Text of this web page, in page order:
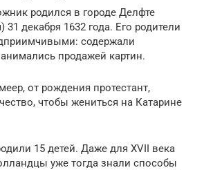
родился в городе Делфте
декабря 1632 года. Его родители
содержали
продажей картин.
от рождения протестант,
чтобы жениться на Катарине
15 детей. Даже для XVII века
уже тогда знали способы